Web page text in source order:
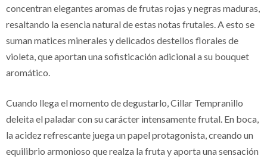
concentran elegantes aromas de frutas rojas y negras maduras,
resaltando la esencia natural de estas notas frutales. A esto se
suman matices minerales y delicados destellos florales de
violeta, que aportan una sofisticación adicional a su bouquet
aromático.
Cuando llega el momento de degustarlo, Cillar Tempranillo
deleita el paladar con su carácter intensamente frutal. En boca,
la acidez refrescante juega un papel protagonista, creando un
equilibrio armonioso que realza la fruta y aporta una sensación